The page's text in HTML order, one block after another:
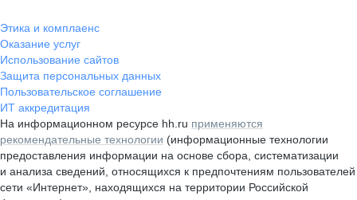
Этика и комплаенс
Оказание услуг
Использование сайтов
Защита персональных данных
Пользовательское соглашение
ИТ аккредитация
На информационном ресурсе hh.ru применяются
рекомендательные технологии (информационные технологии
предоставления информации на основе сбора, систематизации
и анализа сведений, относящихся к предпочтениям пользователей
сети «Интернет», находящихся на территории Российской